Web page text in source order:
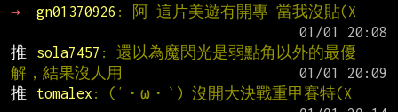
→
gn01370926 : 阿 這片美遊有開專 當我沒貼(X
推
sola7457 : 還以為魔閃光是弱點角以外的最優
解，結果沒人用
推
tomalex : (′・ω・‵) 沒開大決戰重甲賽特(X